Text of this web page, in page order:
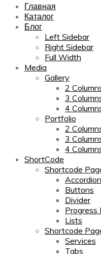
Главная
Каталог
Блог
Left Sidebar
Right Sidebar
Full Width
Media
Gallery
2
3
4
Portfolio
2
3
4
ShortCode
Shortcode
Buttons
Divider
Progress
Lists
Shortcode
Services
Tabs